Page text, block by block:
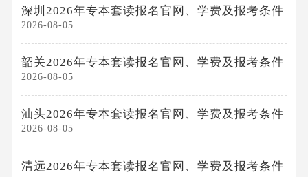
深圳2026年专本套读报名官网、学费及报考条件
2026-08-05
韶关2026年专本套读报名官网、学费及报考条件
2026-08-05
汕头2026年专本套读报名官网、学费及报考条件
2026-08-05
清远2026年专本套读报名官网、学费及报考条件